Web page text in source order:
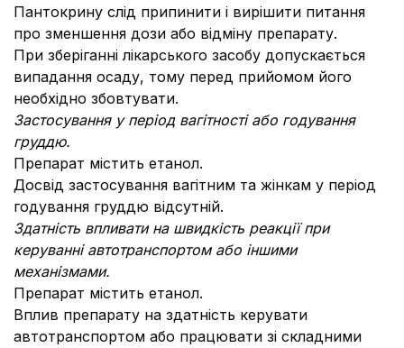
Пантокрину слід припинити і вирішити питання
про зменшення дози або відміну препарату.
При зберіганні лікарського засобу допускається
випадання осаду, тому перед прийомом його
необхідно збовтувати.
Застосування у період вагітності або годування
груддю.
Препарат містить етанол.
Досвід застосування вагітним та жінкам у період
годування груддю відсутній.
Здатність впливати на швидкість реакції при
керуванні автотранспортом або іншими
механізмами.
Препарат містить етанол.
Вплив препарату на здатність керувати
автотранспортом або працювати зі складними